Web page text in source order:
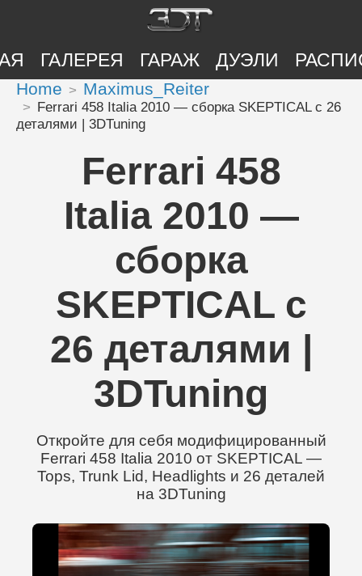
ГАЛЕРЕЯ ГАРАЖ ДУЭЛИ
Home Maximus_Reiter
Ferrari 458 Italia 2010 — сборка SKEPTICAL с 26
деталями | 3DTuning
Ferrari 458
Italia 2010 —
сборка
SKEPTICAL с
26 деталями |
3DTuning
Откройте для себя модифицированный
Ferrari 458 Italia 2010 от SKEPTICAL —
Tops, Trunk Lid, Headlights и 26 деталей
на 3DTuning